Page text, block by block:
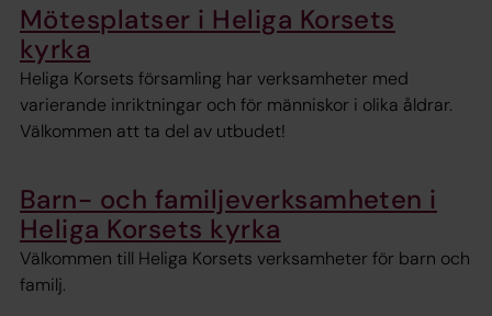
Mötesplatser i Heliga Korsets
kyrka
Heliga Korsets församling har verksamheter med
varierande inriktningar och för människor i olika åldrar.
Välkommen att ta del av utbudet!
Barn- och familjeverksamheten i
Heliga Korsets kyrka
Välkommen till Heliga Korsets verksamheter för barn och
familj.